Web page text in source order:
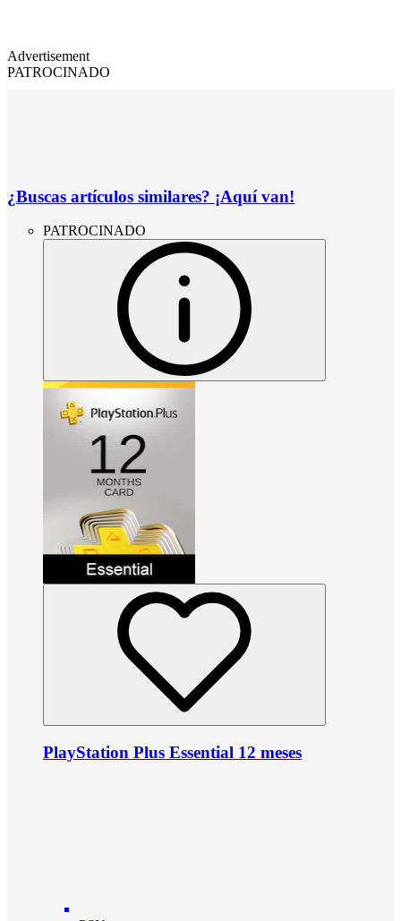
Advertisement
PATROCINADO
¿Buscas artículos similares? ¡Aquí van!
PATROCINADO
PlayStation Plus Essential 12 meses